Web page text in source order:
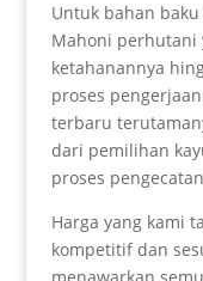
Untuk bahan
Mahoni perhutani
ketahanannya
proses
terbaru
dari pemilihan
proses
Harga yang kami
kompetitif dan